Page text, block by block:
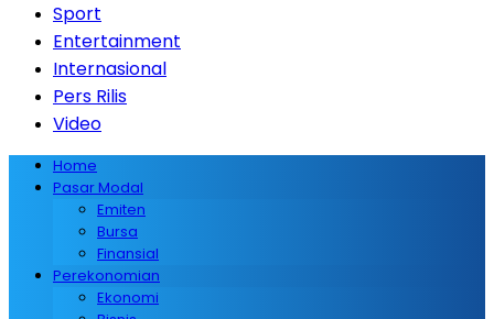
Sport
Entertainment
Internasional
Pers Rilis
Video
Home
Pasar Modal
Emiten
Bursa
Finansial
Perekonomian
Ekonomi